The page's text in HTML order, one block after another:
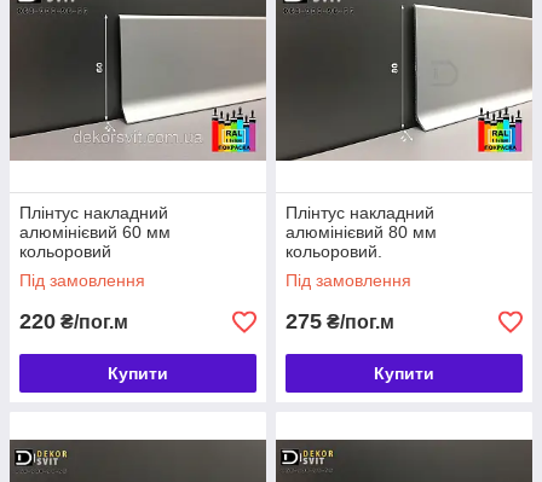
Плінтус накладний
алюмінієвий 60 мм
кольоровий
Під замовлення
220 ₴/пог.м
Купити
Плінтус накладний
алюмінієвий 80 мм
кольоровий.
Під замовлення
275 ₴/пог.м
Купити